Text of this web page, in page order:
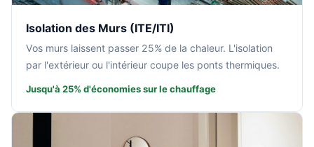
Isolation des Murs (ITE/ITI)
Vos murs laissent passer 25% de la chaleur. L'isolation
par l'extérieur ou l'intérieur coupe les ponts thermiques.
Jusqu'à 25% d'économies sur le chauffage